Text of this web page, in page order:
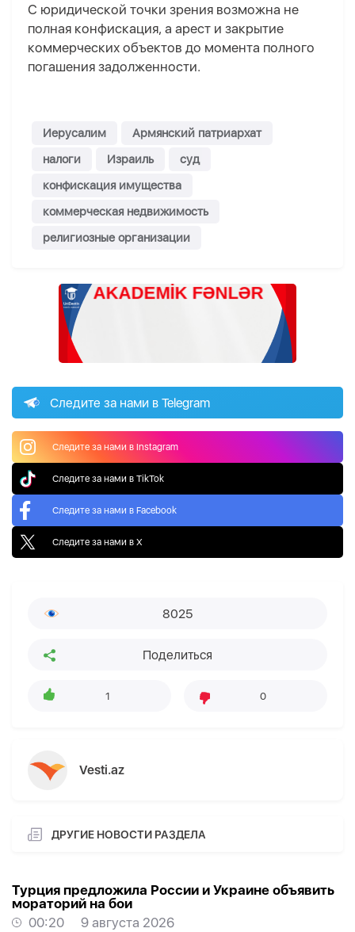
С юридической точки зрения возможна не
полная конфискация, а арест и закрытие
коммерческих объектов до момента полного
погашения задолженности.
Иерусалим
Армянский патриархат
налоги
Израиль
суд
конфискация имущества
коммерческая недвижимость
религиозные организации
Следите за нами в Telegram
Следите за нами в Instagram
Следите за нами в TikTok
Следите за нами в Facebook
Следите за нами в X
8025
Поделиться
1 0
Vesti.az
ДРУГИЕ НОВОСТИ РАЗДЕЛА
Турция предложила России и Украине объявить
мораторий на бои
00:20
9 августа 2026